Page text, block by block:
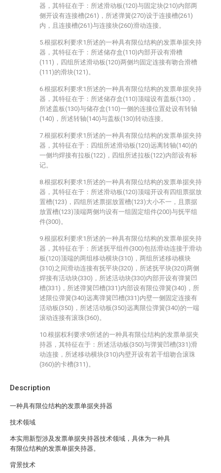
Description
一种具有限位结构的发票单据夹持器
技术领域
本实用新型涉及发票单据夹持器技术领域，具体为一种具
有限位结构的发票单据夹持器。
背景技术
器，其特征在于：所述滑动板(120)与固定块(210)内部两
侧开设有连接槽(261)，所述弹簧(270)设于连接槽(261)
内，且连接槽(261)与连接块(260)滑动连接。
5.根据权利要求1所述的一种具有限位结构的发票单据夹持
器，其特征在于：所述储存盒(110)内部开设有滑槽
(111)，四组所述滑动板(120)两侧均固定连接有吻合滑槽
(111)的滑块(121)。
6.根据权利要求1所述的一种具有限位结构的发票单据夹持
器，其特征在于：所述储存盒(110)顶端设有盖板(130)，
所述盖板(130)与储存盒(110)一侧的连接位置处设有转轴
(140)，所述转轴(140)与盖板(130)转动连接。
7.根据权利要求1所述的一种具有限位结构的发票单据夹持
器，其特征在于：四组所述滑动板(120)远离转轴(140)的
一侧均焊接有拉板(122)，四组所述拉板(122)内部设有标
记。
8.根据权利要求1所述的一种具有限位结构的发票单据夹持
器，其特征在于：所述滑动板(120)顶端开设有四组票据放
置槽(123)，四组所述票据放置槽(123)大小不一，且票据
放置槽(123)顶端两侧均设有一组固定组件(200)与抚平组
件(300)。
9.根据权利要求1所述的一种具有限位结构的发票单据夹持
器，其特征在于：所述抚平组件(300)包括滑动连接于滑动
板(120)顶端的两组移动横块(310)，两组所述移动横块
(310)之间滑动连接有抚平块(320)，所述抚平块(320)两侧
焊接有活动块(330)，所述活动块(330)内部开设有弹簧凹
槽(331)，所述弹簧凹槽(331)内部设有限位弹簧(340)，所
述限位弹簧(340)远离弹簧凹槽(331)内壁一侧固定连接有
活动板(350)，所述活动板(350)远离限位弹簧(340)的一端
滚动连接有滚珠(360)。
10.根据权利要求9所述的一种具有限位结构的发票单据夹
持器，其特征在于：所述活动板(350)与弹簧凹槽(331)滑
动连接，所述移动横块(310)内壁开设有若干组吻合滚珠
(360)的卡槽(311)。